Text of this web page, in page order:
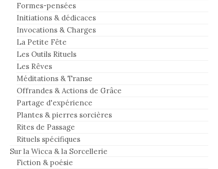
Formes-pensées
Initiations & dédicaces
Invocations & Charges
La Petite Fête
Les Outils Rituels
Les Rêves
Méditations & Transe
Offrandes & Actions de Grâce
Partage d'expérience
Plantes & pierres sorcières
Rites de Passage
Rituels spécifiques
Sur la Wicca & la Sorcellerie
Fiction & poésie